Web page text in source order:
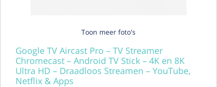
Toon meer foto's
Google TV Aircast Pro – TV Streamer
Chromecast – Android TV Stick – 4K en 8K
Ultra HD – Draadloos Streamen – YouTube,
Netflix & Apps